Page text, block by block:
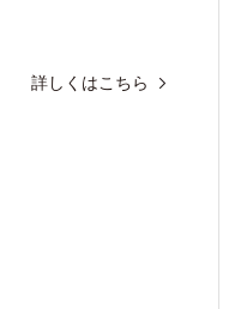
詳しくはこちら